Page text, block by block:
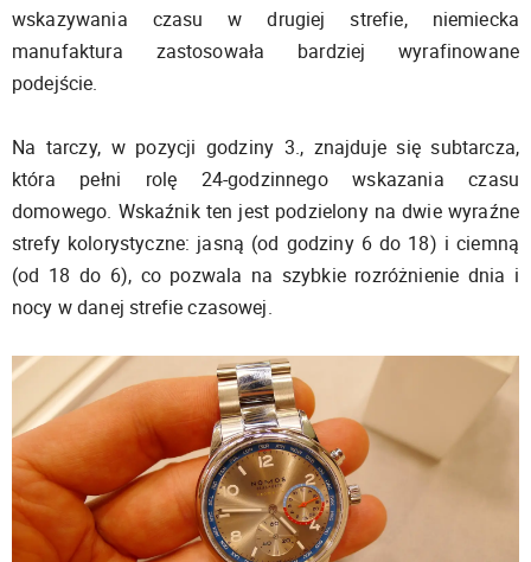
wskazywania czasu w drugiej strefie, niemiecka
manufaktura zastosowała bardziej wyrafinowane
podejście.
Na tarczy, w pozycji godziny 3., znajduje się subtarcza,
która pełni rolę 24-godzinnego wskazania czasu
domowego. Wskaźnik ten jest podzielony na dwie wyraźne
strefy kolorystyczne: jasną (od godziny 6 do 18) i ciemną
(od 18 do 6), co pozwala na szybkie rozróżnienie dnia i
nocy w danej strefie czasowej.